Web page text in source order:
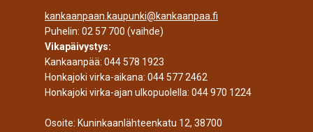
kankaanpaan.kaupunki@kankaanpaa.fi
Puhelin: 02 57 700 (vaihde)
Vikapäivystys:
Kankaanpää: 044 578 1923
Honkajoki virka-aikana: 044 577 2462
Honkajoki virka-ajan ulkopuolella: 044 970 1224
Osoite: Kuninkaanlähteenkatu 12, 38700